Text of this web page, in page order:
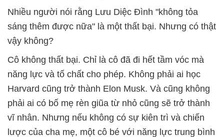
Nhiều người nói rằng Lưu Diệc Đình "không tỏa
sáng thêm được nữa" là một thất bại. Nhưng có thật
vậy không?
Cô không thất bại. Chỉ là cô đã đi hết tầm vóc mà
năng lực và tố chất cho phép. Không phải ai học
Harvard cũng trở thành Elon Musk. Và cũng không
phải ai có bố mẹ rèn giũa từ nhỏ cũng sẽ trở thành
vĩ nhân. Nhưng nếu không có sự kiên trì và chiến
lược của cha mẹ, một cô bé với năng lực trung bình